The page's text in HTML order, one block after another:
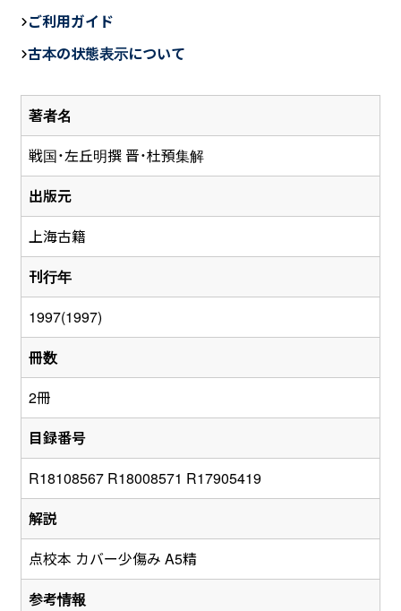
著者名
戦国・左丘明撰 晋・杜預集解
出版元
上海古籍
刊行年
1997(1997)
冊数
2冊
目録番号
R18108567 R18008571 R17905419
解説
点校本 カバー少傷み A5精
参考情報
e
b
o
o
k
ご利用ガイド
古本の状態表示について